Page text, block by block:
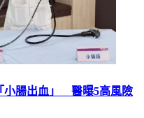
小腸出血」 醫曝5高風險